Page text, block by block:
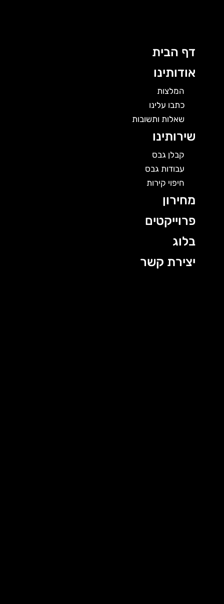
דף הבית
אודותינו
המלצות
כתבו עלינו
שאלות ותשובות
שירותינו
קבלן גבס
עבודות גבס
חיפוי קירות
מחירון
פרוייקטים
בלוג
יצירת קשר